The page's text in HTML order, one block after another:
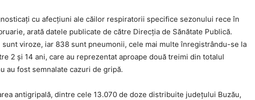
cu afecțiuni ale căilor respiratorii specifice sezonului rece în
arată datele publicate de către Direcţia de Sănătate Publică.
sunt viroze, iar 838 sunt pneumonii, cele mai multe înregistrându-se la
2 şi 14 ani, care au reprezentat aproape două treimi din totalul
au fost semnalate cazuri de gripă.
antigripală, dintre cele 13.070 de doze distribuite judeţului Buzău,